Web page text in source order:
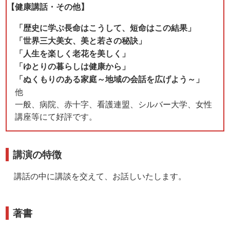
【健康講話・その他】
「歴史に学ぶ長命はこうして、短命はこの結果」
「世界三大美女、美と若さの秘訣」
「人生を楽しく老花を美しく」
「ゆとりの暮らしは健康から」
「ぬくもりのある家庭～地域の会話を広げよう～」
他
一般、病院、赤十字、看護連盟、シルバー大学、女性
講座等にて好評です。
講演の特徴
講話の中に講談を交えて、お話しいたします。
著書